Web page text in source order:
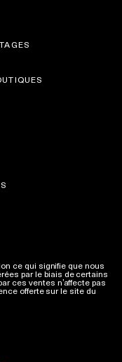
ce qui signifie que nous
par le biais de certains
ces ventes n’affecte pas
offerte sur le site du